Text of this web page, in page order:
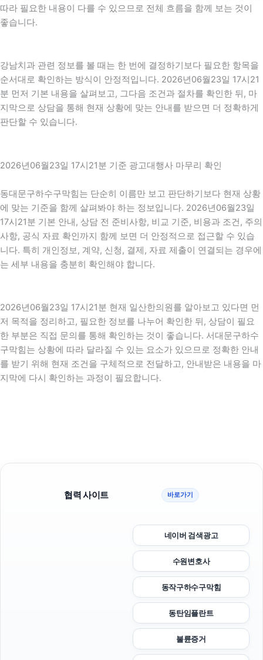
따라 필요한 내용이 다를 수 있으므로 전체 흐름을 함께 보는 것이
좋습니다.
강남치과 관련 정보를 볼 때는 한 번에 결정하기보다 필요한 항목을
순서대로 확인하는 방식이 안정적입니다. 2026년06월23일 17시21
분 먼저 기본 내용을 살펴보고, 그다음 조건과 절차를 확인한 뒤, 마
지막으로 상담을 통해 현재 상황에 맞는 안내를 받으면 더 정확하게
판단할 수 있습니다.
2026년06월23일 17시21분 기준 광고대행사 마무리 확인
동대문구하수구막힘는 단순히 이름만 보고 판단하기보다 현재 상황
에 맞는 기준을 함께 살펴봐야 하는 정보입니다. 2026년06월23일
17시21분 기본 안내, 상담 전 준비사항, 비교 기준, 비용과 조건, 주의
사항, 공식 자료 확인까지 함께 보면 더 안정적으로 접근할 수 있습
니다. 특히 개인정보, 계약, 신청, 결제, 자료 제출이 연결되는 경우에
는 세부 내용을 충분히 확인해야 합니다.
2026년06월23일 17시21분 현재 일산한의원를 알아보고 있다면 먼
저 목적을 정리하고, 필요한 정보를 나누어 확인한 뒤, 상담이 필요
한 부분은 직접 문의를 통해 확인하는 것이 좋습니다. 서대문구하수
구막힘는 상황에 따라 달라질 수 있는 요소가 있으므로 정확한 안내
를 받기 위해 현재 조건을 구체적으로 전달하고, 안내받은 내용을 마
지막에 다시 확인하는 과정이 필요합니다.
협력 사이트 바로가기
네이버 검색광고
수원변호사
동작구하수구막힘
동탄임플란트
불륜증거